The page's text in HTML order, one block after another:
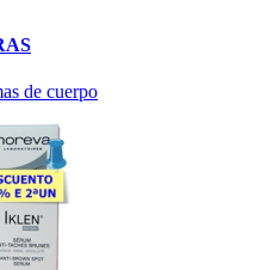
de cuerpo